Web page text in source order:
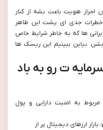
احراز هویت باعث بشه از کنار
خطرات جدی ای پشت این ظاهر
ها که به خاطر شرایط خاص
بیاین ببینیم این ریسک ها
ت رو به باد
به امنیت دارایی و پول
بازار ارزهای دیجیتال پر از